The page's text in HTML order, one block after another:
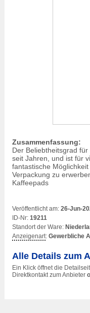
Zusammenfassung:
Der Beliebtheitsgrad
seit Jahren, und ist für
fantastische
Verpackung zu
Kaffeepads
Veröffentlicht am: 26-Jun-
ID-Nr: 19211
Standort der Ware:
Anzeigenart: Gewerbliche
Alle Details zum
Ein Klick öffnet die
Direktkontakt zum Anbieter